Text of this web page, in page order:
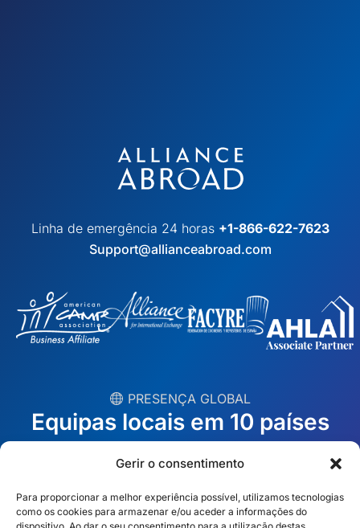
Gerir o consentimento
Para proporcionar a melhor experiência possível, utilizamos tecnologias
como os cookies para armazenar e/ou aceder a informações do
Linha de emergência 24 horas +1-866-622-7623
Support@allianceabroad.com
︎ PRESENÇA GLOBAL
Equipas locais em 10 países
Dubai
Irlanda
Polónia